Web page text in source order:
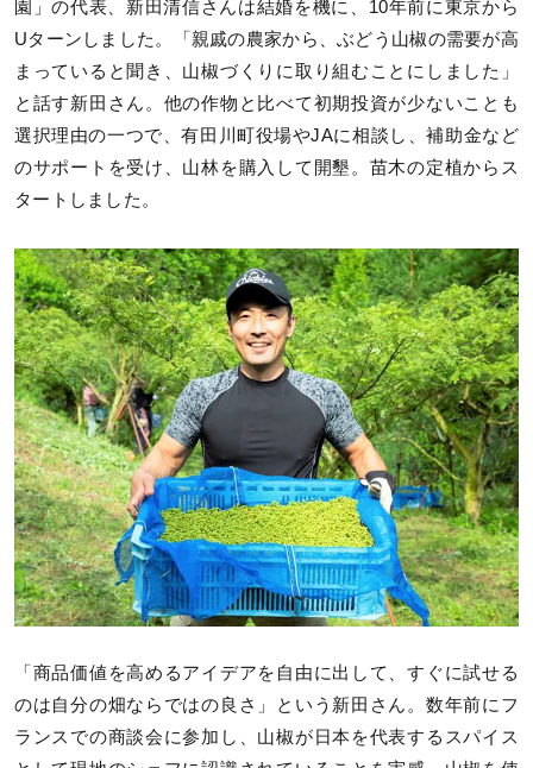
園」の代表、新田清信さんは結婚を機に、10年前に東京から
Uターンしました。「親戚の農家から、ぶどう山椒の需要が高
まっていると聞き、山椒づくりに取り組むことにしました」
と話す新田さん。他の作物と比べて初期投資が少ないことも
選択理由の一つで、有田川町役場やJAに相談し、補助金など
のサポートを受け、山林を購入して開墾。苗木の定植からス
タートしました。
「商品価値を高めるアイデアを自由に出して、すぐに試せる
のは自分の畑ならではの良さ」という新田さん。数年前にフ
ランスでの商談会に参加し、山椒が日本を代表するスパイス